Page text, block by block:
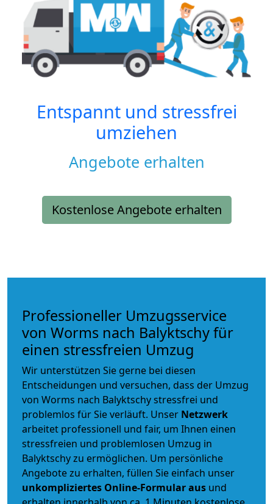
Entspannt und stressfrei
umziehen
Angebote erhalten
Kostenlose Angebote erhalten
Professioneller Umzugsservice
von Worms nach Balyktschy für
einen stressfreien Umzug
Wir unterstützen Sie gerne bei diesen
Entscheidungen und versuchen, dass der Umzug
von Worms nach Balyktschy stressfrei und
problemlos für Sie verläuft. Unser Netzwerk
arbeitet professionell und fair, um Ihnen einen
stressfreien und problemlosen Umzug in
Balyktschy zu ermöglichen. Um persönliche
Angebote zu erhalten, füllen Sie einfach unser
unkompliziertes Online-Formular aus und